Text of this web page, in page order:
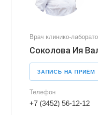
Врач клинико-
Соколова Ия
ЗАПИСЬ НА ПРИЁМ
Телефон
+7 (3452) 56-12-12